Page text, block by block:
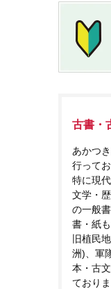
古書・
あかつ
行ってお
特に現
文学・
の一般
書・紙
旧植民
洲)、軍
本・古
ておりま